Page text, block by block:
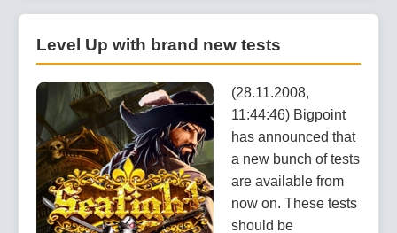
Level Up with brand new tests
(28.11.2008,
11:44:46) Bigpoint
has announced that
a new bunch of tests
are available from
now on. These tests
should be